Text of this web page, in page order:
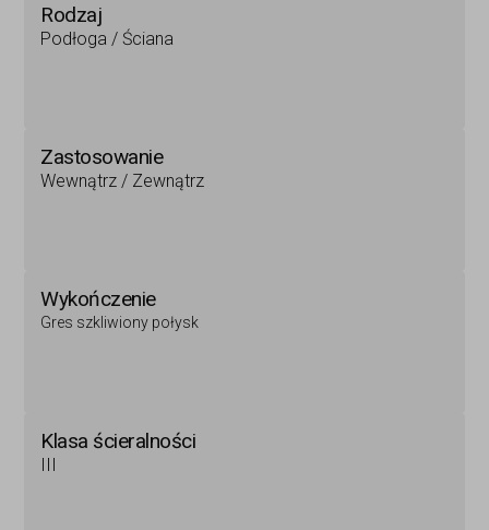
Rodzaj
Podłoga / Ściana
Zastosowanie
Wewnątrz / Zewnątrz
Wykończenie
Gres szkliwiony połysk
Klasa ścieralności
III